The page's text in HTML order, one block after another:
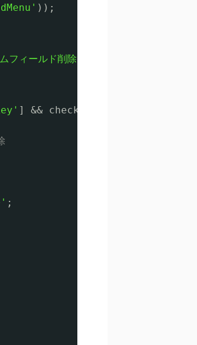
));
フィールド削除'
] && check_admin_referer(
;